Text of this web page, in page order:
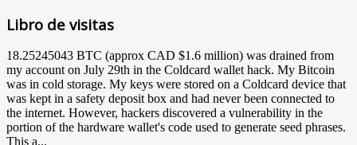
Libro de visitas
18.25245043 BTC (approx CAD $1.6 million) was drained from
my account on July 29th in the Coldcard wallet hack. My Bitcoin
was in cold storage. My keys were stored on a Coldcard device that
was kept in a safety deposit box and had never been connected to
the internet. However, hackers discovered a vulnerability in the
portion of the hardware wallet's code used to generate seed phrases.
This a...